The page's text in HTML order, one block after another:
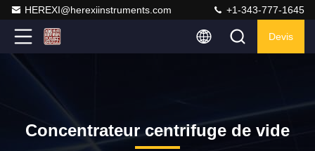
HEREXI@herexiinstruments.com +1-343-777-1645
Devis
Concentrateur centrifuge de vide